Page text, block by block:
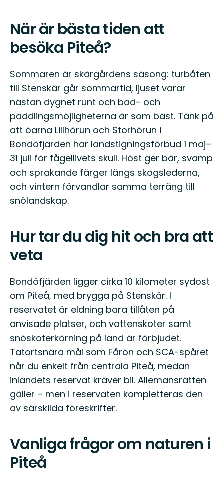
När är bästa tiden att
besöka Piteå?
Sommaren är skärgårdens säsong: turbåten
till Stenskär går sommartid, ljuset varar
nästan dygnet runt och bad- och
paddlingsmöjligheterna är som bäst. Tänk på
att öarna Lillhörun och Storhörun i
Bondöfjärden har landstigningsförbud 1 maj–
31 juli för fågellivets skull. Höst ger bär, svamp
och sprakande färger längs skogslederna,
och vintern förvandlar samma terräng till
snölandskap.
Hur tar du dig hit och bra att
veta
Bondöfjärden ligger cirka 10 kilometer sydost
om Piteå, med brygga på Stenskär. I
reservatet är eldning bara tillåten på
anvisade platser, och vattenskoter samt
snöskoterkörning på land är förbjudet.
Tätortsnära mål som Fårön och SCA-spåret
når du enkelt från centrala Piteå, medan
inlandets reservat kräver bil. Allemansrätten
gäller – men i reservaten kompletteras den
av särskilda föreskrifter.
Vanliga frågor om naturen i
Piteå